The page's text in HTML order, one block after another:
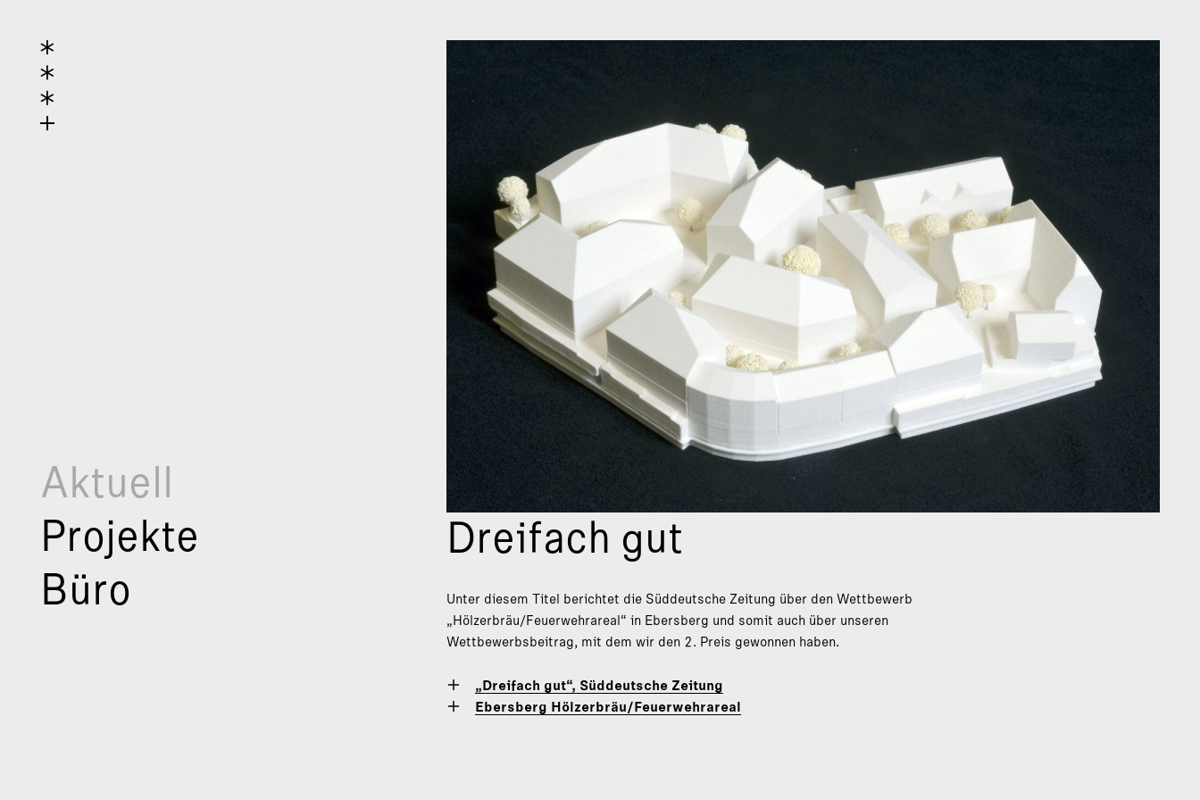
Aktuell
Projekte
Büro
Dreifach gut
Unter diesem Titel berichtet die Süddeutsche Zeitung über den Wettbewerb
„Hölzerbräu/Feuerwehrareal“ in Ebersberg und somit auch über unseren
Wettbewerbsbeitrag, mit dem wir den 2. Preis gewonnen haben.
„Dreifach gut“, Süddeutsche Zeitung
Ebersberg Hölzerbräu/Feuerwehrareal